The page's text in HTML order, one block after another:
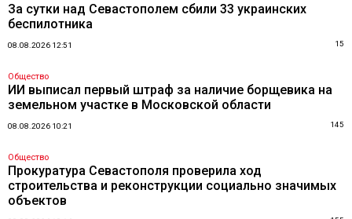
За сутки над Севастополем сбили 33 украинских
беспилотника
08.08.2026 12:51 15
Общество
ИИ выписал первый штраф за наличие борщевика на
земельном участке в Московской области
08.08.2026 10:21 145
Общество
Прокуратура Севастополя проверила ход
строительства и реконструкции социально значимых
объектов